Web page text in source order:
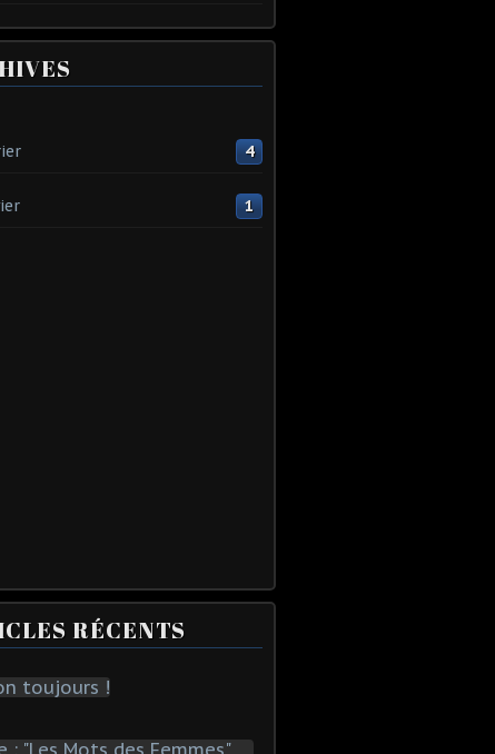
4
1
RÉCENTS